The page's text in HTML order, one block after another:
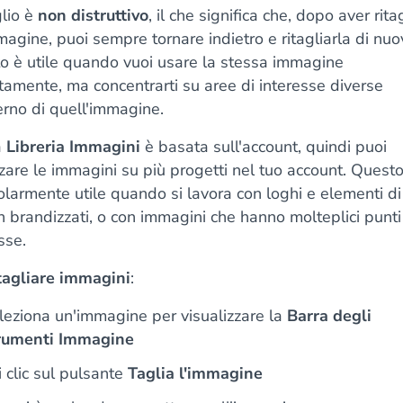
è non distruttivo, il che significa che, dopo aver
puoi sempre tornare indietro e ritagliarla di
è utile quando vuoi usare la stessa immagine
ma concentrarti su aree di interesse diverse
di quell'immagine.
Libreria Immagini è basata sull'account, quindi puoi
le immagini su più progetti nel tuo account.
utile quando si lavora con loghi e elementi di
brandizzati, o con immagini che hanno molteplici
immagini:
un'immagine per visualizzare la Barra degli
Immagine
clic sul pulsante Taglia l'immagine